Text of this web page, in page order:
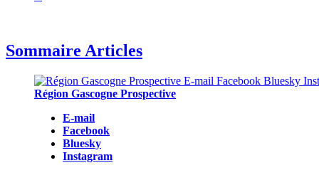
Sommaire Articles
Région Gascogne Prospective
E-mail
Facebook
Bluesky
Instagram